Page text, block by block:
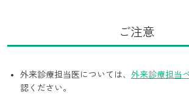
ご注意
外来診療担当医については、 外来診療担当
認ください。